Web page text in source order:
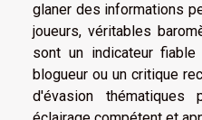
glaner des informations
joueurs, véritables
sont un indicateur
blogueur ou un critique
d'évasion thématiques